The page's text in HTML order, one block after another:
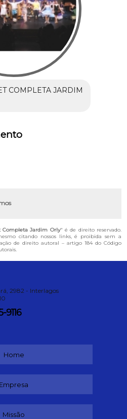
COMPLETA JARDIM
Completa Jardim Orly" é de direito reservado.
citando nossos links, é proibida sem a
de direito autoral – artigo 184 do Código
.
2982 - Interlagos
9116
Home
Empresa
Missão